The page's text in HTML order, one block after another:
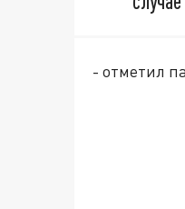
- отметил